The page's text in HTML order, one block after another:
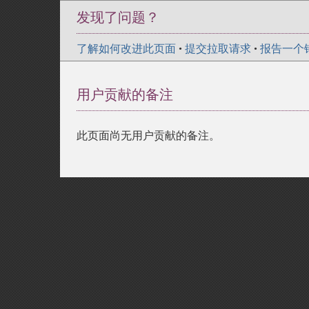
发现了问题？
了解如何改进此页面 • 提交拉取请求 • 报告一个
用户贡献的备注
此页面尚无用户贡献的备注。